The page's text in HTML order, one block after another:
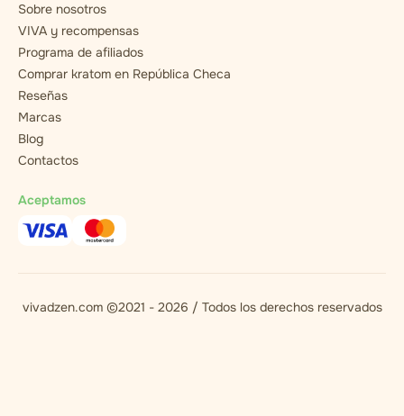
Sobre nosotros
VIVA y recompensas
Programa de afiliados
Comprar kratom en República Checa
Reseñas
Marcas
Blog
Contactos
Aceptamos
vivadzen.com ©2021 - 2026 / Todos los derechos reservados